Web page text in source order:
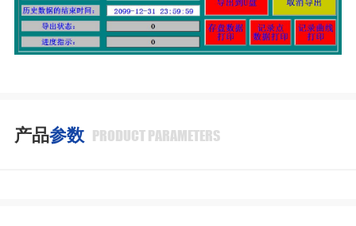
产品参数 PRODUCT PARAMETERS